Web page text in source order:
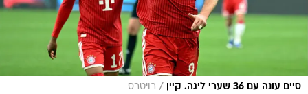
סיים עונה עם 36 שערי ליגה. קיין / רויטרס